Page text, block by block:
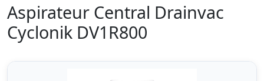
Aspirateur Central Drainvac
Cyclonik DV1R800